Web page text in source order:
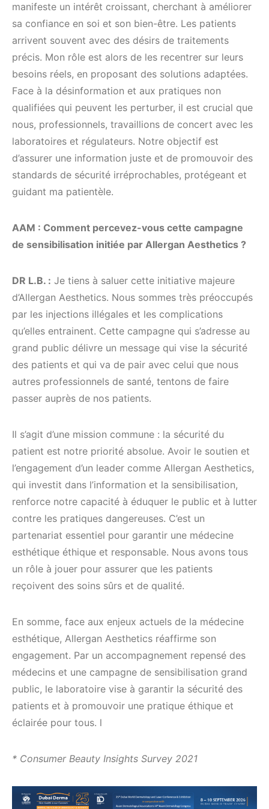
manifeste un intérêt croissant, cherchant à améliorer
sa confiance en soi et son bien-être. Les patients
arrivent souvent avec des désirs de traitements
précis. Mon rôle est alors de les recentrer sur leurs
besoins réels, en proposant des solutions adaptées.
Face à la désinformation et aux pratiques non
qualifiées qui peuvent les perturber, il est crucial que
nous, professionnels, travaillions de concert avec les
laboratoires et régulateurs. Notre objectif est
d’assurer une information juste et de promouvoir des
standards de sécurité irréprochables, protégeant et
guidant ma patientèle.
AAM : Comment percevez-vous cette campagne
de sensibilisation initiée par Allergan Aesthetics ?
DR L.B. : Je tiens à saluer cette initiative majeure
d’Allergan Aesthetics. Nous sommes très préoccupés
par les injections illégales et les complications
qu’elles entrainent. Cette campagne qui s’adresse au
grand public délivre un message qui vise la sécurité
des patients et qui va de pair avec celui que nous
autres professionnels de santé, tentons de faire
passer auprès de nos patients.
Il s’agit d’une mission commune : la sécurité du
patient est notre priorité absolue. Avoir le soutien et
l’engagement d’un leader comme Allergan Aesthetics,
qui investit dans l’information et la sensibilisation,
renforce notre capacité à éduquer le public et à lutter
contre les pratiques dangereuses. C’est un
partenariat essentiel pour garantir une médecine
esthétique éthique et responsable. Nous avons tous
un rôle à jouer pour assurer que les patients
reçoivent des soins sûrs et de qualité.
En somme, face aux enjeux actuels de la médecine
esthétique, Allergan Aesthetics réaffirme son
engagement. Par un accompagnement repensé des
médecins et une campagne de sensibilisation grand
public, le laboratoire vise à garantir la sécurité des
patients et à promouvoir une pratique éthique et
éclairée pour tous. l
* Consumer Beauty Insights Survey 2021